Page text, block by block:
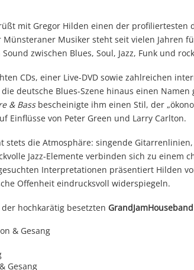
mit Gregor Hilden einen der profiliertesten
Musiker steht seit vielen Jahren
zwischen Blues, Soul, Jazz, Funk und
CDs, einer Live-DVD sowie zahlreichen
deutsche Blues-Szene hinaus einen Namen
& Bassbescheinigte ihm einen Stil, der
Einflüsse von Peter Green und Larry Carlton.
stets die Atmosphäre: singende
Jazz-Elemente verbinden sich zu einem
Interpretationen präsentiert Hilden
Offenheit eindrucksvoll widerspiegeln.
hochkarätig besetzten GrandJamHouseband
& Gesang
Gesang